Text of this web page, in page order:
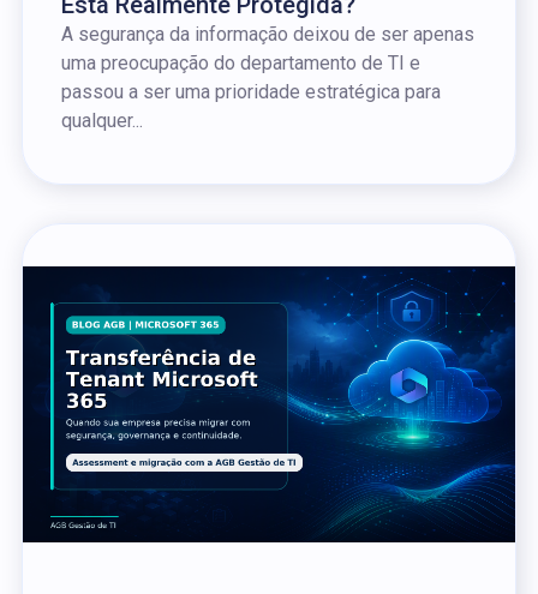
A segurança da informação deixou de ser apenas
uma preocupação do departamento de TI e
passou a ser uma prioridade estratégica para
qualquer...